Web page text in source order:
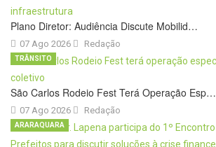
Plano Diretor: Audiência Discute Mobilid…
07 Ago 2026 Redação
São Carlos Rodeio Fest Terá Operação Esp…
07 Ago 2026
TRÂNSITO
Redação
ARARAQUARA